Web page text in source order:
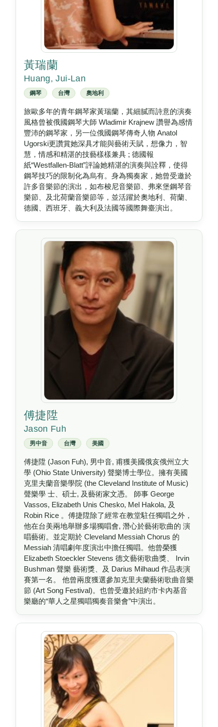
黃瑞蘭
Huang, Jui-Lan
鋼琴 台灣 奧地利
旅歐多年的青年鋼琴家黃瑞蘭，其細膩而詩意的演奏
風格曾被俄國鋼琴大師 Wladimir Krajnew 讚譽為感情
豐沛的鋼琴家，另一位俄國鋼琴傳奇人物 Anatol
Ugorski更讚賞她深具才能與藝術天賦，想像力，智
慧，情感和精湛的技藝樣樣兼具 ; 德國報
紙“Westfallen-Blatt”評論她精湛的演奏與詮釋，使得
鋼琴技巧的限制化為烏有。身為獨奏家，她曾受邀於
許多音樂節的演出，如布梭尼音樂節、弗來堡鋼琴音
樂節、及北荷蘭音樂節等，並活躍於奧地利、荷蘭、
德國、西班牙、義大利及法國等國際舞臺演出。
傅捷陞
Jason Fuh
男中音 台灣 美國
傅捷陞 (Jason Fuh), 男中音, 甫獲美國俄亥俄州立大
學 (Ohio State University) 聲樂博士學位。擁有美國
克里夫蘭音樂學院 (the Cleveland Institute of Music)
聲樂學 士、碩士, 及藝術家文憑。 師事 George
Vassos, Elizabeth Unis Chesko, Mel Hakola, 及
Robin Rice 。傅捷陞除了經常在教堂駐任獨唱之外，
他在台美兩地舉辦多場獨唱會, 潛心於藝術歌曲的 演
唱藝術。並定期於 Cleveland Messiah Chorus 的
Messiah 清唱劇年度演出中擔任獨唱。他曾榮獲
Elizabeth Stoeckler Stevens 德文藝術歌曲獎、 Irvin
Bushman 聲樂 藝術獎、及 Darius Milhaud 作品表演
賽第一名。 他曾兩度獲選參加克里夫蘭藝術歌曲音樂
節 (Art Song Festival)。也曾受邀於紐約市卡內基音
樂廳的“華人之星獨唱獨奏音樂會”中演出。